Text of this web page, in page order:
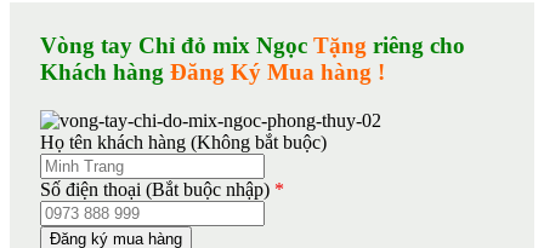
Vòng tay Chỉ đỏ mix Ngọc Tặng riêng cho
Khách hàng Đăng Ký Mua hàng !
Họ tên khách hàng (Không bắt buộc)
Số điện thoại (Bắt buộc nhập) *